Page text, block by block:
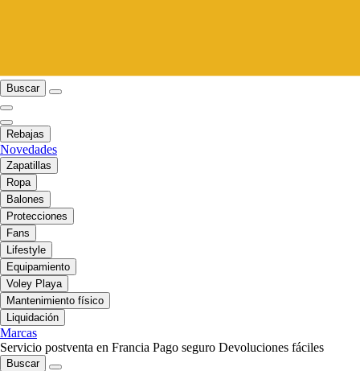
Buscar
Rebajas
Novedades
Zapatillas
Ropa
Balones
Protecciones
Fans
Lifestyle
Equipamiento
Voley Playa
Mantenimiento físico
Liquidación
Marcas
Servicio postventa en Francia Pago seguro Devoluciones fáciles
Buscar